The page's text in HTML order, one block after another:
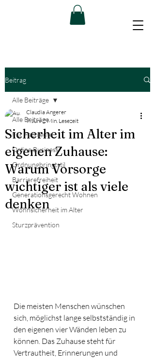
Beitrag
Alle Beiträge
Für Fachleute
Online Business
Ordnungbringtstil
Barrierefreiheit
Generationsgerecht Wohnen
Wohnsicherheit im Alter
Sturzprävention
Alle Beiträge
Sicherheit im Alter im
eigenen Zuhause:
Warum Vorsorge
wichtiger ist als viele
denken
Claudia Angerer
9. Juni 2 Min. Lesezeit
Die meisten Menschen wünschen
sich, möglichst lange selbstständig in
den eigenen vier Wänden leben zu
können. Das Zuhause steht für
Vertrautheit, Erinnerungen und